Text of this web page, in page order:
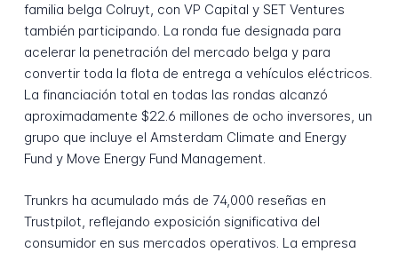
familia belga Colruyt, con VP Capital y SET Ventures
también participando. La ronda fue designada para
acelerar la penetración del mercado belga y para
convertir toda la flota de entrega a vehículos eléctricos.
La financiación total en todas las rondas alcanzó
aproximadamente $22.6 millones de ocho inversores, un
grupo que incluye el Amsterdam Climate and Energy
Fund y Move Energy Fund Management.
Trunkrs ha acumulado más de 74,000 reseñas en
Trustpilot, reflejando exposición significativa del
consumidor en sus mercados operativos. La empresa